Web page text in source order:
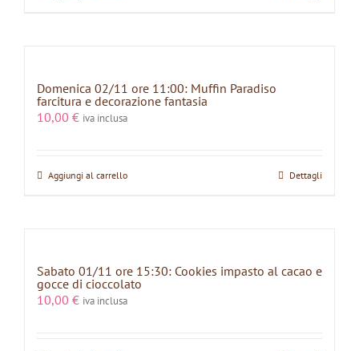
Domenica 02/11 ore 11:00: Muffin Paradiso
farcitura e decorazione fantasia
10,00 € iva inclusa
Aggiungi al carrello Dettagli
Sabato 01/11 ore 15:30: Cookies impasto al cacao e
gocce di cioccolato
10,00 € iva inclusa